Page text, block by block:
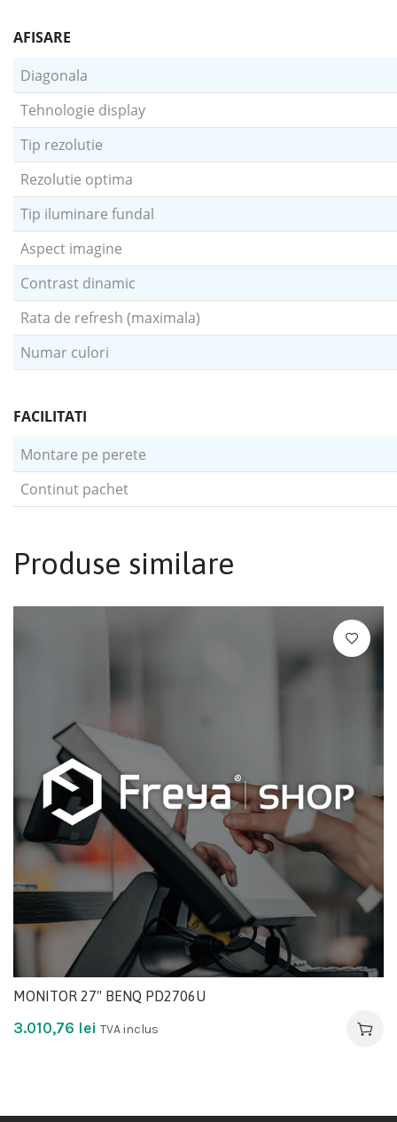
AFISARE
Diagonala
Tehnologie display
Tip rezolutie
Rezolutie optima
Tip iluminare fundal
Aspect imagine
Contrast dinamic
Rata de refresh (maximala)
Numar culori
FACILITATI
Montare pe perete
Continut pachet
Produse similare
MONITOR 27" BENQ PD2706U
3.010,76 lei TVA inclus